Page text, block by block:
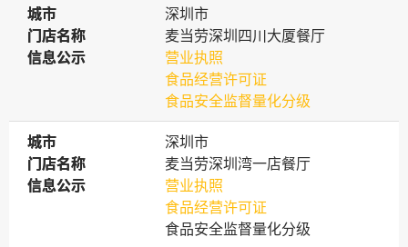
城市
城市
深圳市
门店名称
门店名称
麦当劳深圳四川大厦餐厅
信息公示
信息公示
营业执照
食品经营许可证
食品安全监督量化分级
城市
城市
深圳市
门店名称
门店名称
麦当劳深圳湾一店餐厅
信息公示
信息公示
营业执照
食品经营许可证
食品安全监督量化分级